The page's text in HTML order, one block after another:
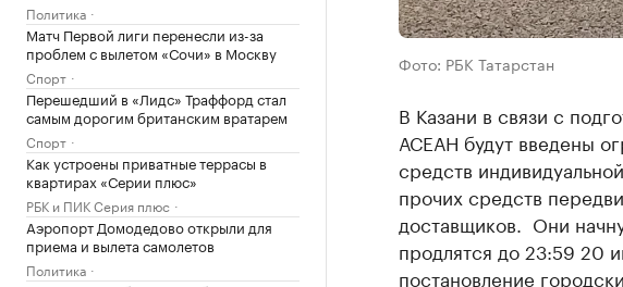
Политика
Матч Первой лиги перенесли из-за
проблем с вылетом «Сочи» в Москву
Спорт
Перешедший в «Лидс» Траффорд стал
самым дорогим британским вратарем
Спорт
Как устроены приватные террасы в
квартирах «Серии плюс»
РБК и ПИК Серия плюс
Аэропорт Домодедово открыли для
приема и вылета самолетов
Политика
Фото: РБК Татарстан
В Казани в связи с
АСЕАН будут введены
средств
прочих средств
доставщиков. Они
продлятся до 23:59 20
постановление